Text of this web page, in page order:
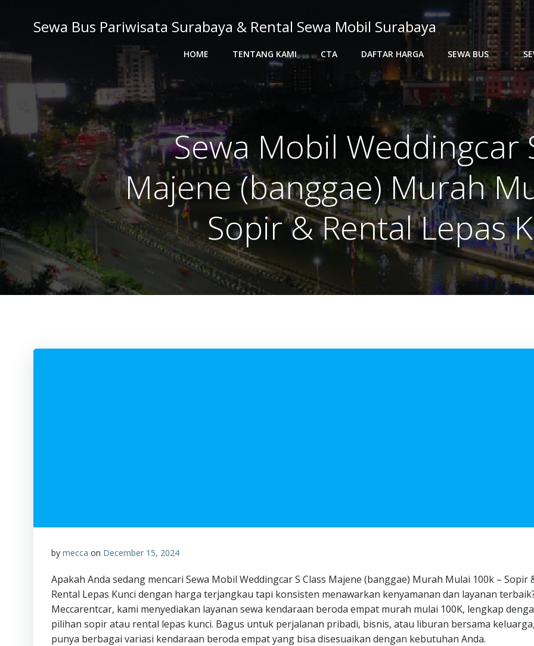
Sewa Bus Pariwisata Surabaya & Rental Sewa Mobil Surabaya
HOME TENTANG KAMI CTA DAFTAR HARGA SEWA BUS
Sewa Mobil Weddingcar
Majene (banggae) Murah
Sopir & Rental Lepas
by mecca on December 15, 2024
Apakah Anda sedang mencari Sewa Mobil Weddingcar S Class Majene (banggae) Murah Mulai 100k – Sopir
Rental Lepas Kunci dengan harga terjangkau tapi konsisten menawarkan kenyamanan dan layanan
Meccarentcar, kami menyediakan layanan sewa kendaraan beroda empat murah mulai 100K, lengkap
pilihan sopir atau rental lepas kunci. Bagus untuk perjalanan pribadi, bisnis, atau liburan bersama
punya berbagai variasi kendaraan beroda empat yang bisa disesuaikan dengan kebutuhan Anda.